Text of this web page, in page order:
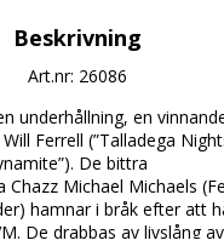
Beskrivning
Art.nr: 26086
underhållning, en
Ferrell (”Talladega
De bittra
Chazz Michael Michaels
hamnar i bråk efter att
De drabbas av livslång